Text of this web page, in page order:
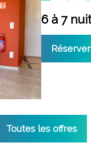
6 à 7
Réserver
Toutes les offres